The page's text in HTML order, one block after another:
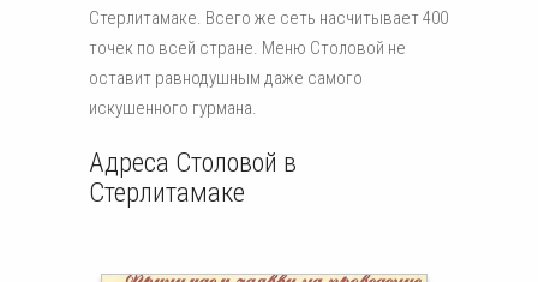
Стерлитамаке. Всего же сеть насчитывает 400
точек по всей стране. Меню Столовой не
оставит равнодушным даже самого
искушенного гурмана.
Адреса Столовой в
Стерлитамаке